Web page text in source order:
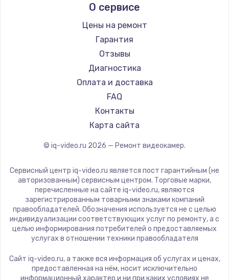
О сервисе
Цены на ремонт
Гарантия
Отзывы
Диагностика
Оплата и доставка
FAQ
Контакты
Карта сайта
© iq-video.ru 2026 — Ремонт видеокамер.
Сервисный центр iq-video.ru является пост гарантийным (не
авторизованным) сервисным центром. Торговые марки,
перечисленные на сайте iq-video.ru, являются
зарегистрированным товарными знаками компаний
правообладателей. Обозначения используется не с целью
индивидуализации соответствующих услуг по ремонту, а с
целью информирования потребителей о предоставляемых
услугах в отношении техники правообладателя
Сайт iq-video.ru, а также вся информация об услугах и ценах,
предоставленная на нём, носит исключительно
информационный характер и ни при каких условиях не